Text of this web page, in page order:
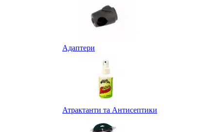
Адаптери
Атрактанти та Антисептики